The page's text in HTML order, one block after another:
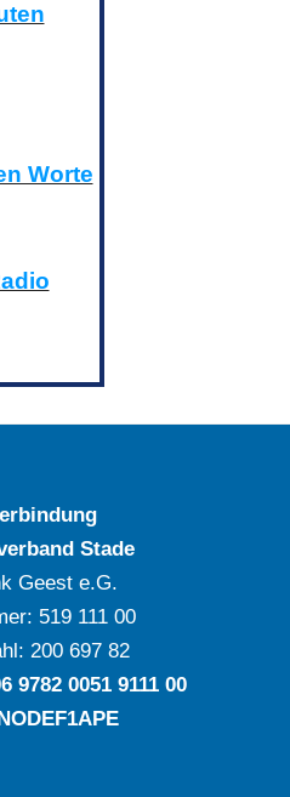
Worte
Stade
Geest e.G.
‍519 111 00
‍200 697 82
‍9782 ‍0051 ‍9111 ‍00